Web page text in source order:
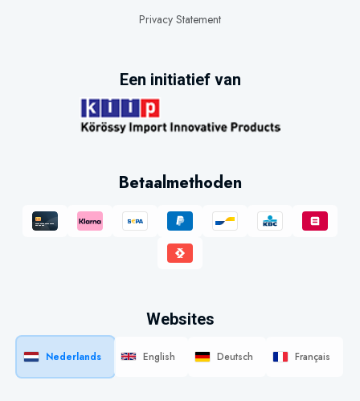
Privacy Statement
Een initiatief van
Betaalmethoden
Websites
Nederlands English Deutsch Français